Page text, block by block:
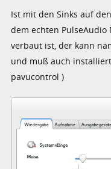
Ist mit den Sinks auf
dem echten
verbaut ist, der kann
und muß auch
pavucontrol )